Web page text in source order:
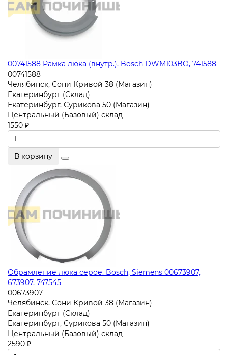
00741588 Рамка люка (внутр.), Bosch DWM103BO, 741588
00741588
Челябинск, Сони Кривой 38 (Магазин)
Екатеринбург (Склад)
Екатеринбург, Сурикова 50 (Магазин)
Центральный (Базовый) склад
1550 ₽
В корзину
Обрамление люка серое. Bosch, Siemens 00673907,
673907, 747545
00673907
Челябинск, Сони Кривой 38 (Магазин)
Екатеринбург (Склад)
Екатеринбург, Сурикова 50 (Магазин)
Центральный (Базовый) склад
2590 ₽